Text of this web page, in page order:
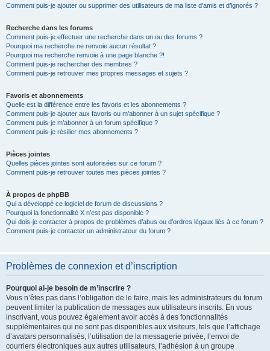
Comment puis-je ajouter ou supprimer des utilisateurs de ma liste d’amis et d’ignorés ?
Recherche dans les forums
Comment puis-je effectuer une recherche dans un ou des forums ?
Pourquoi ma recherche ne renvoie aucun résultat ?
Pourquoi ma recherche renvoie à une page blanche ?!
Comment puis-je rechercher des membres ?
Comment puis-je retrouver mes propres messages et sujets ?
Favoris et abonnements
Quelle est la différence entre les favoris et les abonnements ?
Comment puis-je ajouter aux favoris ou m’abonner à un sujet spécifique ?
Comment puis-je m’abonner à un forum spécifique ?
Comment puis-je résilier mes abonnements ?
Pièces jointes
Quelles pièces jointes sont autorisées sur ce forum ?
Comment puis-je retrouver toutes mes pièces jointes ?
À propos de phpBB
Qui a développé ce logiciel de forum de discussions ?
Pourquoi la fonctionnalité X n’est pas disponible ?
Qui dois-je contacter à propos de problèmes d’abus ou d’ordres légaux liés à ce forum ?
Comment puis-je contacter un administrateur du forum ?
Problèmes de connexion et d’inscription
Pourquoi ai-je besoin de m’inscrire ?
Vous n’êtes pas dans l’obligation de le faire, mais les administrateurs du forum
peuvent limiter la publication de messages aux utilisateurs inscrits. En vous
inscrivant, vous pouvez également avoir accès à des fonctionnalités
supplémentaires qui ne sont pas disponibles aux visiteurs, tels que l’affichage
d’avatars personnalisés, l’utilisation de la messagerie privée, l’envoi de
courriers électroniques aux autres utilisateurs, l’adhésion à un groupe